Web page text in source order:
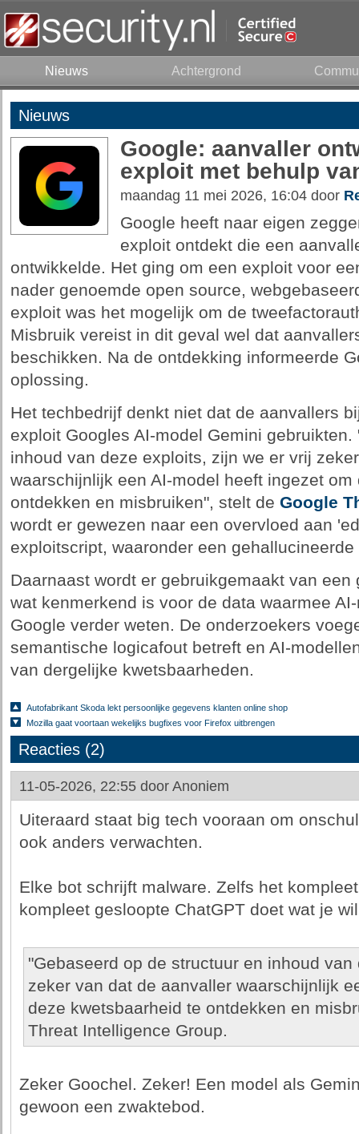
Nieuws Achtergrond
Nieuws
Google: aanvaller
exploit met behulp
maandag 11 mei 2026, 16:04 door
Google heeft naar eigen
exploit ontdekt die een
ontwikkelde. Het ging om een exploit voor
nader genoemde open source,
exploit was het mogelijk om de
Misbruik vereist in dit geval wel dat
beschikken. Na de ontdekking informeerde
oplossing.
Het techbedrijf denkt niet dat de aanvallers
exploit Googles AI-model Gemini
inhoud van deze exploits, zijn we er vrij
waarschijnlijk een AI-model heeft ingezet
ontdekken en misbruiken", stelt de Google
wordt er gewezen naar een overvloed aan
exploitscript, waaronder een gehallucineerde
Daarnaast wordt er gebruikgemaakt van
wat kenmerkend is voor de data waarmee
Google verder weten. De onderzoekers
semantische logicafout betreft en AI-
van dergelijke kwetsbaarheden.
Autofabrikant Skoda lekt persoonlijke gegevens klanten online shop
Mozilla gaat voortaan wekelijks bugfixes voor Firefox uitbrengen
Reacties (2)
11-05-2026, 22:55 door Anoniem
Uiteraard staat big tech vooraan om
ook anders verwachten.
Elke bot schrijft malware. Zelfs het
kompleet gesloopte ChatGPT doet wat je
"Gebaseerd op de structuur en inhoud
zeker van dat de aanvaller waarschijnlijk
deze kwetsbaarheid te ontdekken en
Threat Intelligence Group.
Zeker Goochel. Zeker! Een model als
gewoon een zwaktebod.